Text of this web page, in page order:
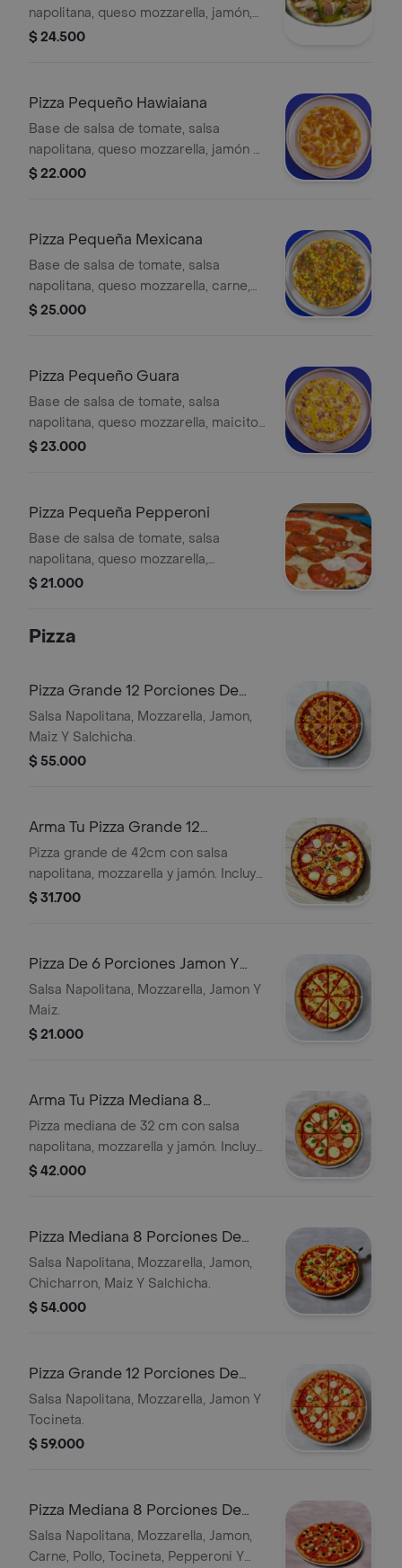
napolitana, queso mozzarella, jamón,
pepperoni, pimentón y champiñones,
$ 24.500
Pizza Pequeño Hawiaiana
Base de salsa de tomate, salsa
napolitana, queso mozzarella, jamón y
piña caramelizada, 6 porciones, 22
$ 22.000
Pizza Pequeña Mexicana
Base de salsa de tomate, salsa
napolitana, queso mozzarella, carne,
maicitos, cebolla, tomate chonto y
$ 25.000
Pizza Pequeño Guara
Base de salsa de tomate, salsa
napolitana, queso mozzarella, maicitos
y tocineta, 6 porciones, 22 cm.
$ 23.000
Pizza Pequeña Pepperoni
Base de salsa de tomate, salsa
napolitana, queso mozzarella,
pepperoni y lluvia de orégano, 6
$ 21.000
Pizza
Pizza Grande 12 Porciones De
42cm Con Maiz Y Salchicha
Gratis
Salsa Napolitana, Mozzarella, Jamon,
Maiz Y Salchicha.
$ 55.000
Arma Tu Pizza Grande 12
Porciones De 42cm
Pizza grande de 42cm con salsa
napolitana, mozzarella y jamón. Incluye
12 porciones.
$ 31.700
Pizza De 6 Porciones Jamon Y
Queso Con Maiz Gratis
Salsa Napolitana, Mozzarella, Jamon Y
Maiz.
$ 21.000
Arma Tu Pizza Mediana 8
Porciones De 32cm
Pizza mediana de 32 cm con salsa
napolitana, mozzarella y jamón. Incluye
8 porciones.
$ 42.000
Pizza Mediana 8 Porciones De
32cm Paisa
Salsa Napolitana, Mozzarella, Jamon,
Chicharron, Maiz Y Salchicha.
$ 54.000
Pizza Grande 12 Porciones De
42cm Con Tocineta Gratis
Salsa Napolitana, Mozzarella, Jamon Y
Tocineta.
$ 59.000
Pizza Mediana 8 Porciones De
32cm Super Carne
Salsa Napolitana, Mozzarella, Jamon,
Carne, Pollo, Tocineta, Pepperoni Y